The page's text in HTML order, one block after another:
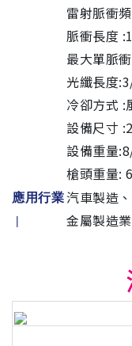
雷射脈衝
脈衝長度
最大單脈
光纖長度
冷卻方式 :
設備尺寸
設備重量
槍頭重量:
應用行業
|
汽車製造
金屬製造